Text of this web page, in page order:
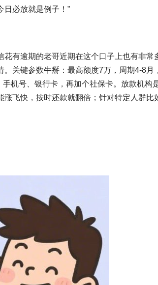
日必放就是例子！”
有逾期的老哥近期在这个口子上也有非常
关键参数牛掰：最高额度7万，周期4-8月
机号、银行卡，再加个社保卡。放款机构
飞快，按时还款就翻倍；针对特定人群比